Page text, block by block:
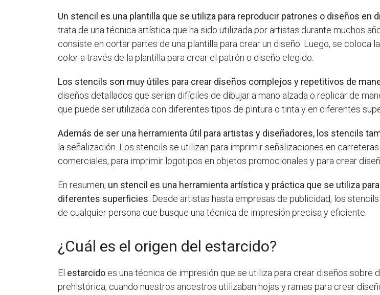
Un stencil es una plantilla que se utiliza para reproducir patrones o diseños en
trata de una técnica artística que ha sido utilizada por artistas durante muchos
consiste en cortar partes de una plantilla para crear un diseño. Luego, se coloca
color a través de la plantilla para crear el patrón o diseño elegido.
Los stencils son muy útiles para crear diseños complejos y repetitivos de
diseños detallados que serían difíciles de dibujar a mano alzada o replicar de
que puede ser utilizada con diferentes tipos de pintura o tinta y en diferentes
Además de ser una herramienta útil para artistas y diseñadores, los stencils
la señalización. Los stencils se utilizan para imprimir señalizaciones en
comerciales, para imprimir logotipos en objetos promocionales y para crear
En resumen, un stencil es una herramienta artística y práctica que se utiliza
diferentes superficies . Desde artistas hasta empresas de publicidad, los
de cualquier persona que busque una técnica de impresión precisa y eficiente.
¿Cuál es el origen del estarcido?
El estarcido es una técnica de impresión que se utiliza para crear diseños
prehistórica, cuando nuestros ancestros utilizaban hojas y ramas para crear